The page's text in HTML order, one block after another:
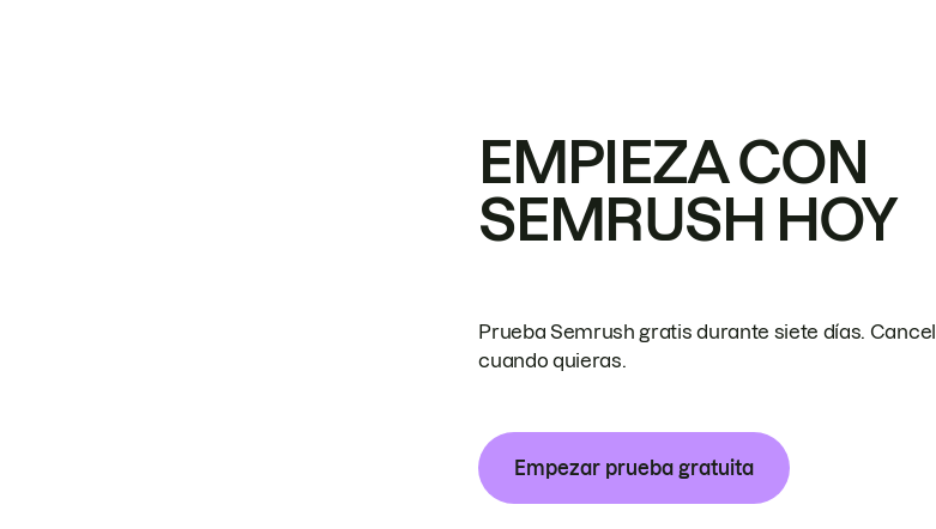
EMPIEZA CON
SEMRUSH HOY
Prueba Semrush gratis durante siete días.
cuando quieras.
Empezar prueba gratuita